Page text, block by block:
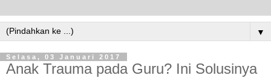
▼
Selasa, 03 Januari 2017
Anak Trauma pada Guru? Ini Solusinya